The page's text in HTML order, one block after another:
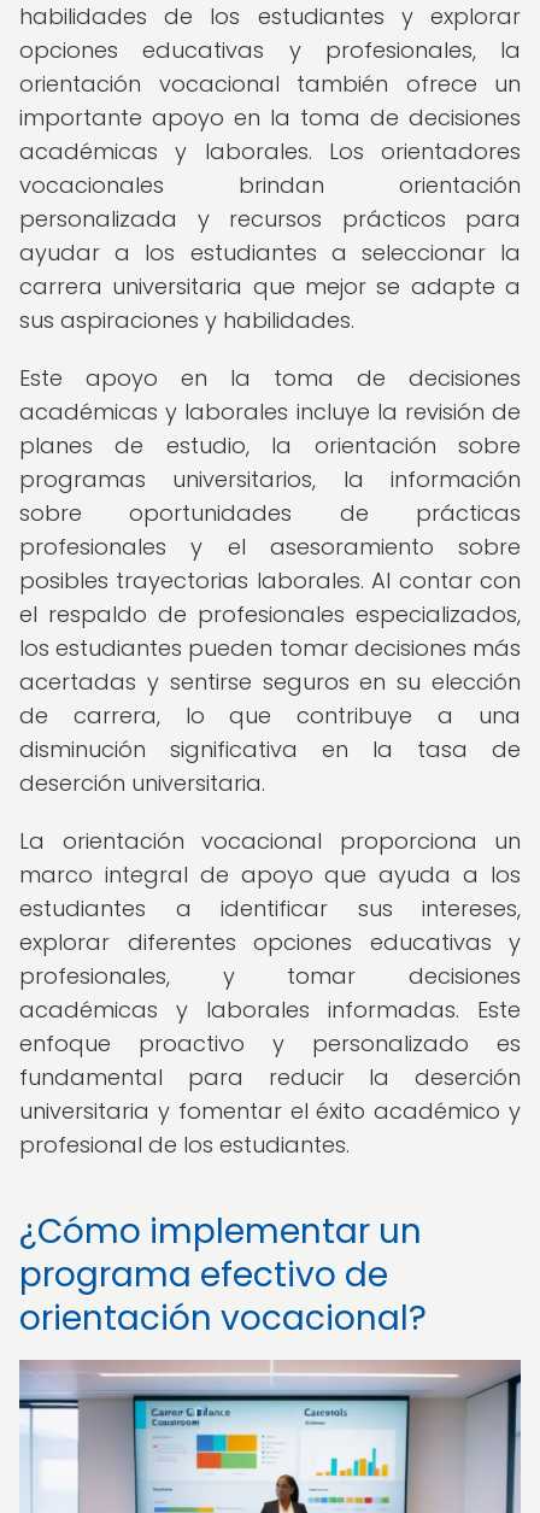
habilidades de los estudiantes y explorar
opciones educativas y profesionales, la
orientación vocacional también ofrece un
importante apoyo en la toma de decisiones
académicas y laborales. Los orientadores
vocacionales brindan orientación
personalizada y recursos prácticos para
ayudar a los estudiantes a seleccionar la
carrera universitaria que mejor se adapte a
sus aspiraciones y habilidades.
Este apoyo en la toma de decisiones
académicas y laborales incluye la revisión de
planes de estudio, la orientación sobre
programas universitarios, la información
sobre oportunidades de prácticas
profesionales y el asesoramiento sobre
posibles trayectorias laborales. Al contar con
el respaldo de profesionales especializados,
los estudiantes pueden tomar decisiones más
acertadas y sentirse seguros en su elección
de carrera, lo que contribuye a una
disminución significativa en la tasa de
deserción universitaria.
La orientación vocacional proporciona un
marco integral de apoyo que ayuda a los
estudiantes a identificar sus intereses,
explorar diferentes opciones educativas y
profesionales, y tomar decisiones
académicas y laborales informadas. Este
enfoque proactivo y personalizado es
fundamental para reducir la deserción
universitaria y fomentar el éxito académico y
profesional de los estudiantes.
¿Cómo implementar un
programa efectivo de
orientación vocacional?